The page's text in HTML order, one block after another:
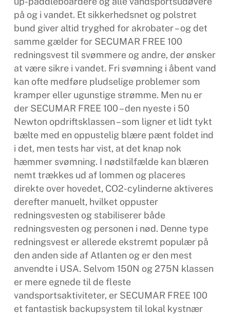
på og i vandet. Et sikkerhedsnet og polstret
bund giver altid tryghed for akrobater – og det
samme gælder for SECUMAR FREE 100
redningsvest til svømmere og andre, der ønsker
at være sikre i vandet. Fri svømning i åbent vand
kan ofte medføre pludselige problemer som
kramper eller ugunstige strømme. Men nu er
der SECUMAR FREE 100 – den nyeste i 50
Newton opdriftsklassen – som ligner et lidt tykt
bælte med en oppustelig blære pænt foldet ind
i det, men tests har vist, at det knap nok
hæmmer svømning. I nødstilfælde kan blæren
nemt trækkes ud af lommen og placeres
direkte over hovedet, CO2-cylinderne aktiveres
derefter manuelt, hvilket oppuster
redningsvesten og stabiliserer både
redningsvesten og personen i nød. Denne type
redningsvest er allerede ekstremt populær på
den anden side af Atlanten og er den mest
anvendte i USA. Selvom 150N og 275N klassen
er mere egnede til de fleste
vandsportsaktiviteter, er SECUMAR FREE 100
et fantastisk backupsystem til lokal kystnær